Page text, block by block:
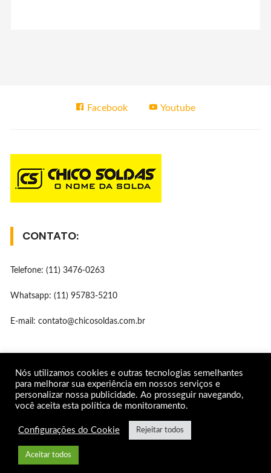
Facebook Youtube
CONTATO:
Telefone: (11) 3476-0263
Whatsapp: (11) 95783-5210
E-mail: contato@chicosoldas.com.br
REDES SOCIAIS
Nós utilizamos cookies e outras tecnologias semelhantes
para melhorar sua experiência em nossos serviços e
personalizar nossa publicidade. Ao prosseguir navegando,
você aceita esta política de monitoramento.
Configurações do Cookie Rejeitar todos
Aceitar todos